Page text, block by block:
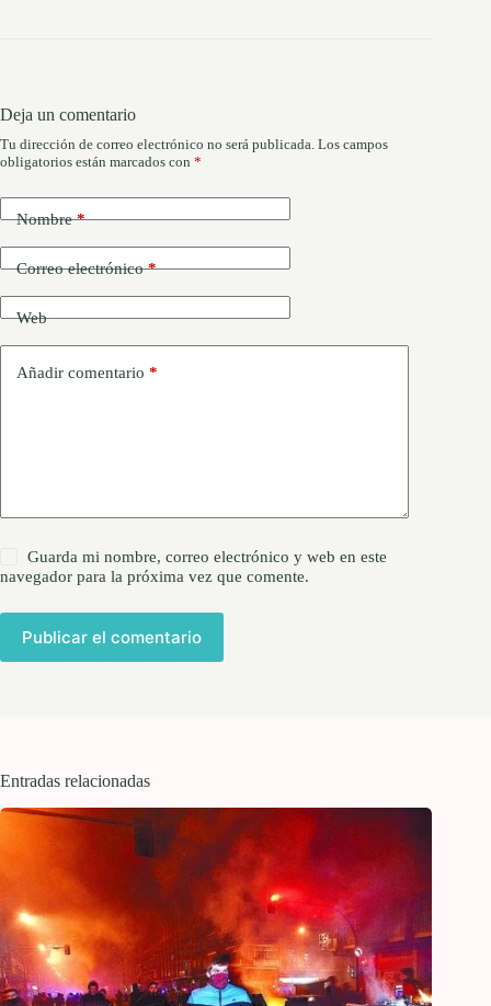
Deja un comentario
Tu dirección de correo electrónico no será publicada. Los campos
obligatorios están marcados con *
Nombre*
Correo electrónico*
Web
Añadir comentario *
Guarda mi nombre, correo electrónico y web en este
navegador para la próxima vez que comente.
Publicar el comentario
Entradas relacionadas